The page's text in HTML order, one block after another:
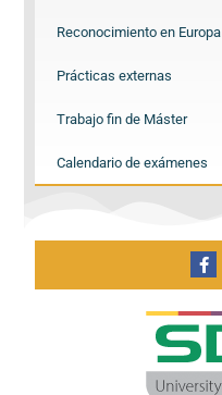
Reconocimiento en Europa
Prácticas externas
Trabajo fin de Máster
Calendario de exámenes